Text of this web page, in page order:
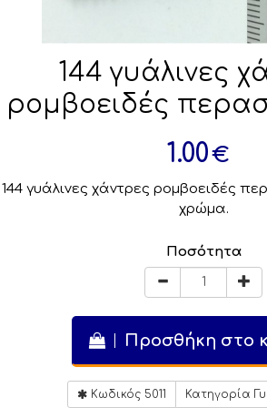
144 γυάλινες
ρομβοειδές
1.00€
144 γυάλινες χάντρες ρομβοειδές
χρώμα.
Ποσότητα
Προσθήκη στο
Κωδικός 5011 Κατηγορία